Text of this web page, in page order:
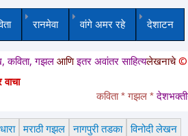
रानमेवा वांगे अमर रहे देशाटन
आणिइतर अवांतर साहित्यलेखनाचे© सर्वाधिकार
कविता * गझल * देशभक्तीगीत *
मराठी गझल नागपुरी तडका विनोदी लेखन